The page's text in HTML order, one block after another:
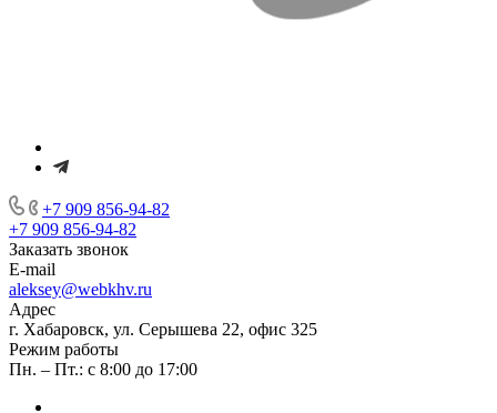
+7 909 856-94-82
+7 909 856-94-82
Заказать звонок
E-mail
aleksey@webkhv.ru
Адрес
г. Хабаровск, ул. Серышева 22, офис 325
Режим работы
Пн. – Пт.: с 8:00 до 17:00